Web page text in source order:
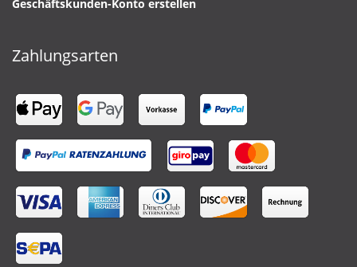
Geschäftskunden-Konto erstellen
Zahlungsarten